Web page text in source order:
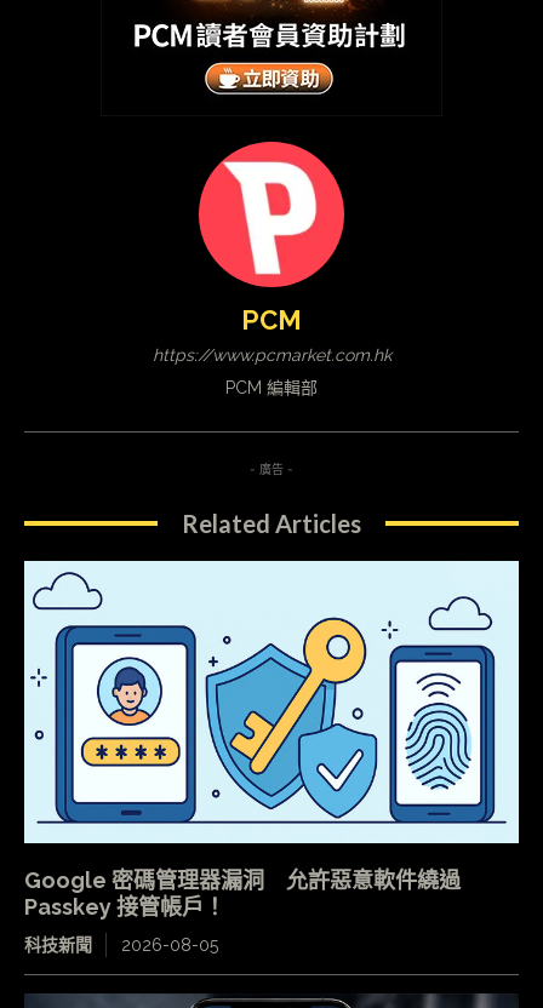
PCM
https://www.pcmarket.com.hk
PCM 編輯部
- 廣告 -
Related Articles
Google 密碼管理器漏洞 允許惡意軟件繞過
Passkey 接管帳戶！
科技新聞 2026-08-05